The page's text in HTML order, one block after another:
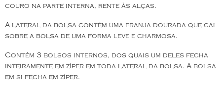
couro na parte interna, rente às alças.
A lateral da bolsa contém uma franja dourada que cai
sobre a bolsa de uma forma leve e charmosa.
Contém 3 bolsos internos, dos quais um deles fecha
inteiramente em zíper em toda lateral da bolsa. A bolsa
em si fecha em zíper.